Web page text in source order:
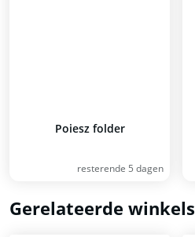
Poiesz folder
resterende 5 dagen
Gerelateerde winkels